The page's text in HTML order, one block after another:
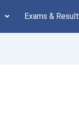
Exams & Result